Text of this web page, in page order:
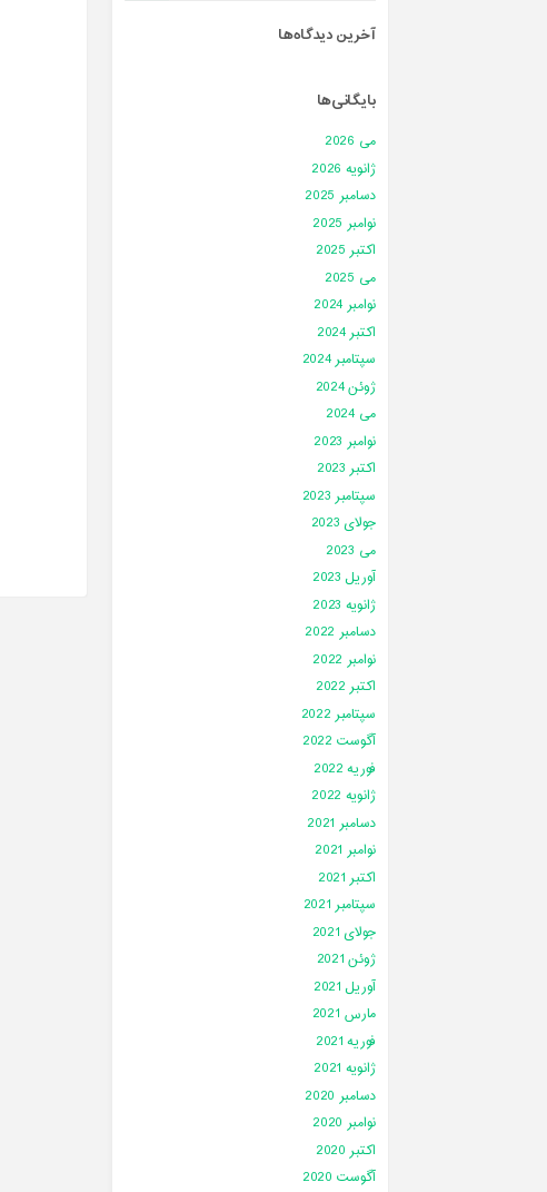
آخرین دیدگاه‌ها
بایگانی‌ها
می 2026
ژانویه 2026
دسامبر 2025
نوامبر 2025
اکتبر 2025
می 2025
نوامبر 2024
اکتبر 2024
سپتامبر 2024
ژوئن 2024
می 2024
نوامبر 2023
اکتبر 2023
سپتامبر 2023
جولای 2023
می 2023
آوریل 2023
ژانویه 2023
دسامبر 2022
نوامبر 2022
اکتبر 2022
سپتامبر 2022
آگوست 2022
فوریه 2022
ژانویه 2022
دسامبر 2021
نوامبر 2021
اکتبر 2021
سپتامبر 2021
جولای 2021
ژوئن 2021
آوریل 2021
مارس 2021
فوریه 2021
ژانویه 2021
دسامبر 2020
نوامبر 2020
اکتبر 2020
آگوست 2020